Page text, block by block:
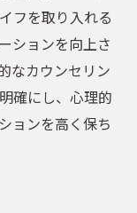
フを取り入れる
ションを向上さ
なカウンセリン
確にし、心理的
ョンを高く保ち